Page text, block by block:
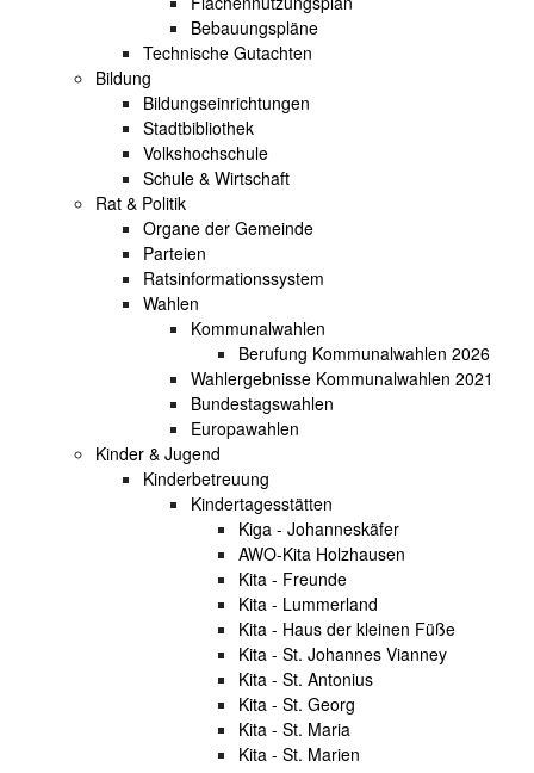
Bebauungspläne
Technische Gutachten
Bildung
Bildungseinrichtungen
Stadtbibliothek
Volkshochschule
Schule & Wirtschaft
Rat & Politik
Organe der Gemeinde
Parteien
Ratsinformationssystem
Wahlen
Kommunalwahlen
Berufung Kommunalwahlen 2026
Wahlergebnisse Kommunalwahlen 2021
Bundestagswahlen
Europawahlen
Kinder & Jugend
Kinderbetreuung
Kindertagesstätten
Kiga - Johanneskäfer
AWO-Kita Holzhausen
Kita - Freunde
Kita - Lummerland
Kita - Haus der kleinen Füße
Kita - St. Johannes Vianney
Kita - St. Antonius
Kita - St. Georg
Kita - St. Maria
Kita - St. Marien